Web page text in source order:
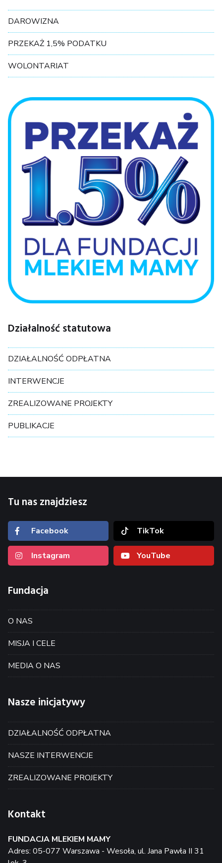
DAROWIZNA
PRZEKAŻ 1,5% PODATKU
WOLONTARIAT
Działalność statutowa
DZIAŁALNOŚĆ ODPŁATNA
INTERWENCJE
ZREALIZOWANE PROJEKTY
PUBLIKACJE
Tu nas znajdziesz
Facebook TikTok
Instagram YouTube
Fundacja
O NAS
MISJA I CELE
MEDIA O NAS
Nasze inicjatywy
DZIAŁALNOŚĆ ODPŁATNA
NASZE INTERWENCJE
ZREALIZOWANE PROJEKTY
Kontakt
FUNDACJA MLEKIEM MAMY
Adres: 05-077 Warszawa - Wesoła, ul. Jana Pawła II 31